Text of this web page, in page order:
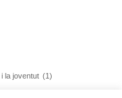
la joventut (1)